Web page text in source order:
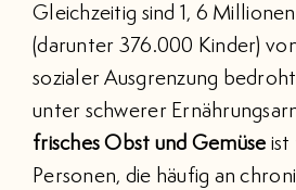
MITGLIEDERBEREICH
Suche
Gleichzeitig sind 1, 6
(darunter 376.000 Kinder)
sozialer Ausgrenzung
unter schwerer
frisches Obst und Gemüse ist
Personen, die häufig an